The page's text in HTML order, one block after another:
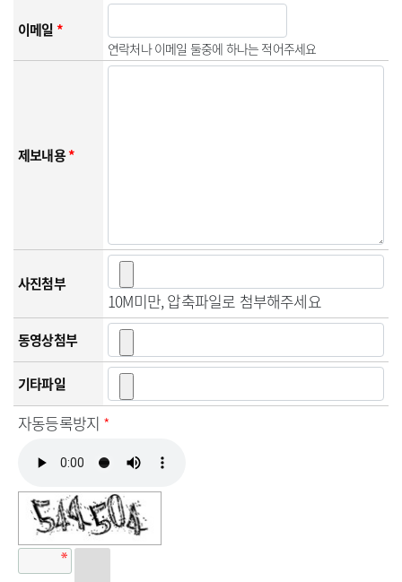
이메일*
연락처나 이메일 둘중에 하나는 적어주세요
제보내용*
사진첨부
10M미만, 압축파일로 첨부해주세요
동영상첨부
기타파일
자동등록방지 *